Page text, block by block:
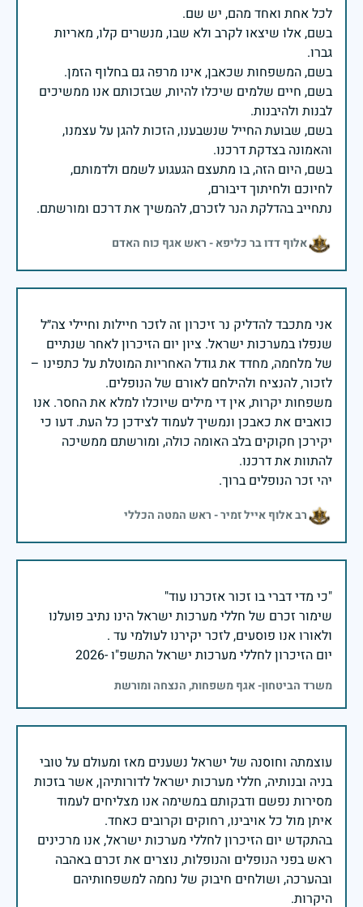
בשם, אלו שיצאו לקרב ולא שבו, מנשרים קלו, מאריות
בשם, חיים שלמים שיכלו להיות, שבזכותם אנו ממשיכים
בשם, שבועת החייל שנשבענו, הזכות להגן על עצמנו,
בשם, היום הזה, בו מתעצם הגעגוע לשמם ולדמותם,
נתחייב בהדלקת הנר לזכרם, להמשיך את דרכם ומורשתם.
אלוף דדו בר כליפא - ראש אגף כוח האדם
אני מתכבד להדליק נר זיכרון זה לזכר חיילות וחיילי צה״ל
שנפלו במערכות ישראל. ציון יום הזיכרון לאחר שנתיים
של מלחמה, מחדד את גודל האחריות המוטלת על כתפינו –
משפחות יקרות, אין די מילים שיוכלו למלא את החסר. אנו
כואבים את כאבכן ונמשיך לעמוד לצידכן כל העת. דעו כי
יקירכן חקוקים בלב האומה כולה, ומורשתם ממשיכה
יהי זכר הנופלים ברוך.
רב אלוף אייל זמיר - ראש המטה הכללי
שימור זכרם של חללי מערכות ישראל הינו נתיב פועלנו
יום הזיכרון לחללי מערכות ישראל התשפ"ו -2026
משרד הביטחון- אגף משפחות, הנצחה ומורשת
עוצמתה וחוסנה של ישראל נשענים מאז ומעולם על טובי
בניה ובנותיה, חללי מערכות ישראל לדורותיהן, אשר בזכות
מסירות נפשם ודבקותם במשימה אנו מצליחים לעמוד
בהתקדש יום הזיכרון לחללי מערכות ישראל, אנו מרכינים
ראש בפני הנופלים והנופלות, נוצרים את זכרם באהבה
ובהערכה, ושולחים חיבוק של נחמה למשפחותיהם